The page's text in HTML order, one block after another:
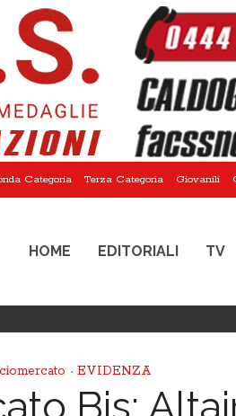
Categoria Terza Categoria Giovanili
HOME EDITORIALI TV
• EVIDENZA